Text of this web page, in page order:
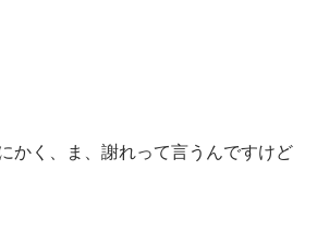
かく、ま、謝れって言うんですけど